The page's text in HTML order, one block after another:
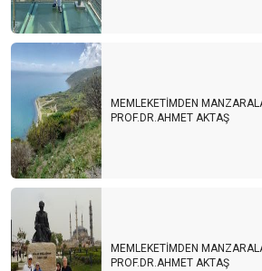
MEMLEKETİMDEN
PROF.DR.AHMET AKTAŞ
MEMLEKETİMDEN
PROF.DR.AHMET AKTAŞ